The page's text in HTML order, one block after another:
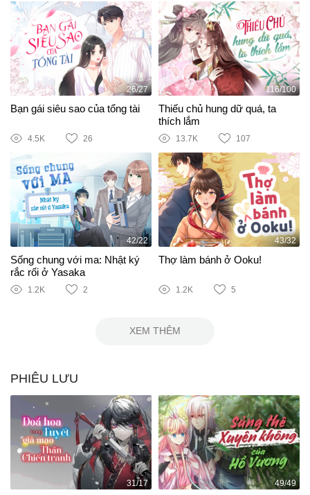
26/27
Bạn gái siêu sao của tổng tài
4.5K 26
116/100
Thiếu chủ hung dữ quá, ta
thích lắm
13.7K 107
42/22
Sống chung với ma: Nhật ký
rắc rối ở Yasaka
1.2K 2
43/32
Thợ làm bánh ở Ooku!
1.2K 5
XEM THÊM
PHIÊU LƯU
31/17 49/49